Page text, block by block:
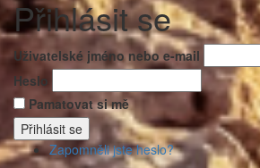
Přihlásit se
Uživatelské jméno nebo e-mail
Heslo
Pamatovat si mě
Přihlásit se
Zapomněli jste heslo?